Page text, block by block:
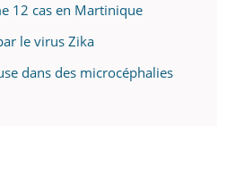
12 cas en Martinique
le virus Zika
dans des microcéphalies